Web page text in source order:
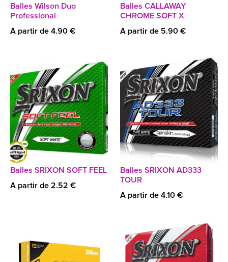
Balles Wilson Duo
Professional
A partir de 4.90 €
Balles CALLAWAY
CHROME SOFT X
A partir de 5.90 €
Balles SRIXON SOFT FEEL
A partir de 2.52 €
Balles SRIXON AD333
TOUR
A partir de 4.10 €